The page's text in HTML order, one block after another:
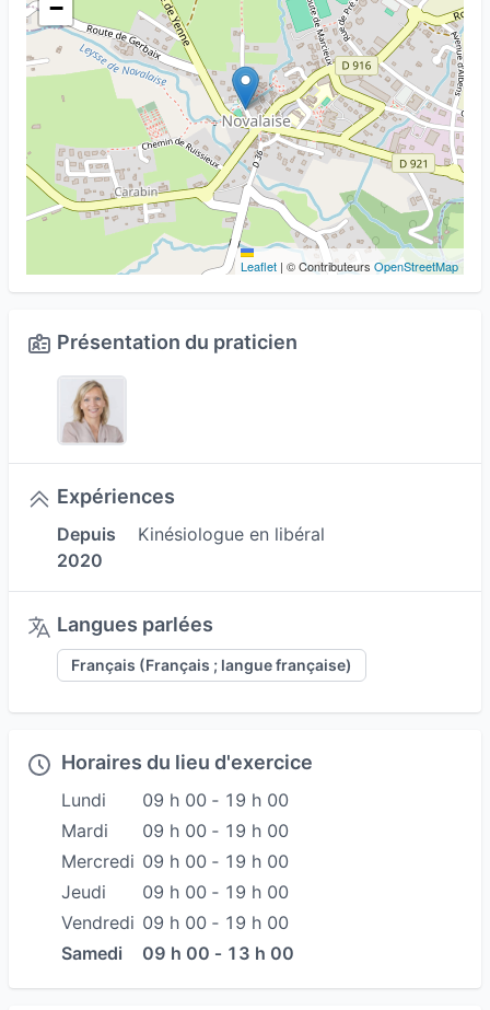
−
Leaflet | © Contributeurs OpenStreetMap
Présentation du praticien
Expériences
Depuis
2020
Kinésiologue en libéral
Langues parlées
Français (Français ; langue française)
Horaires du lieu d'exercice
Lundi
09 h 00 ‐ 19 h 00
Mardi
09 h 00 ‐ 19 h 00
Mercredi 09 h 00 ‐ 19 h 00
Jeudi
09 h 00 ‐ 19 h 00
Vendredi 09 h 00 ‐ 19 h 00
Samedi
09 h 00 ‐ 13 h 00